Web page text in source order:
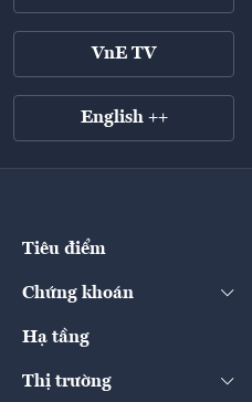
VnE TV
English ++
Tiêu điểm
Chứng khoán
Doanh nghiệp niêm yết
Hạ tầng
Thị trường